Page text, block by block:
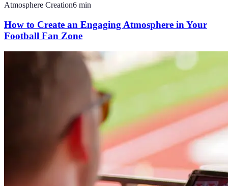
Atmosphere Creation6 min
How to Create an Engaging Atmosphere in Your
Football Fan Zone